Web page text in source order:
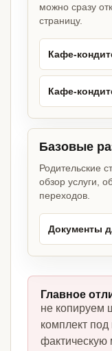
можно сразу
страницу.
Кафе-
Кафе-
Базовые
Родительские
обзор услуги,
переходов.
Документы
Главное
не копируем
комплект
фактическую